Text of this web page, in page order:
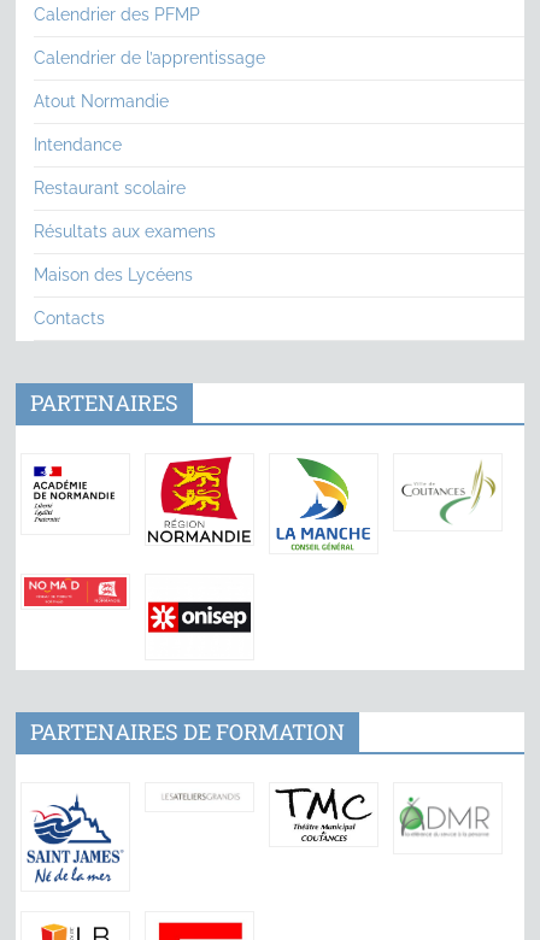
Calendrier des PFMP
Calendrier de l’apprentissage
Atout Normandie
Intendance
Restaurant scolaire
Résultats aux examens
Maison des Lycéens
Contacts
PARTENAIRES
PARTENAIRES DE FORMATION